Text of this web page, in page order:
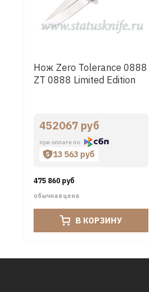
Нож Zero Tolerance 0888
ZT 0888 Limited Edition
452067 руб
при оплате по
13 563 руб
475 860 руб
обычная цена
В КОРЗИНУ